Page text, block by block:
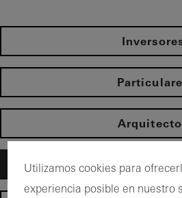
Utilizamos cookies para
experiencia posible en nuestro